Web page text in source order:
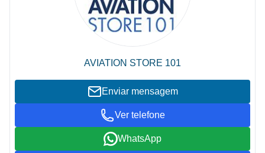
AVIATION STORE 101
Enviar mensagem
Ver telefone
WhatsApp